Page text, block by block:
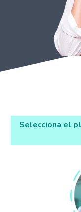
Selecciona el